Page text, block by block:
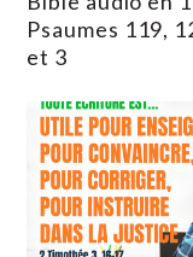
Psaumes 119,
et 3